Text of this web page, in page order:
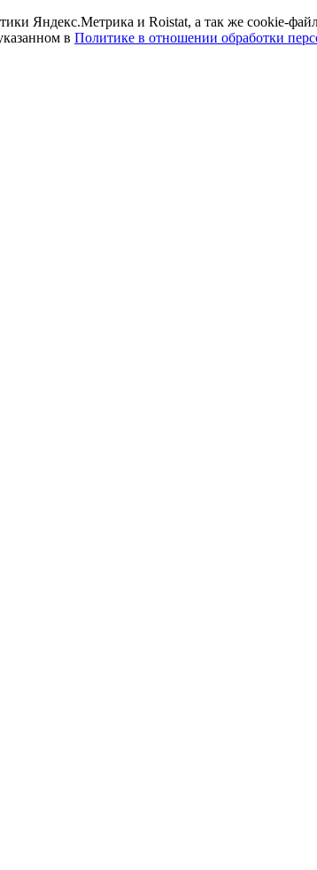
Яндекс.Метрика и Roistat, а так же cookie-
в Политике в отношении обработки